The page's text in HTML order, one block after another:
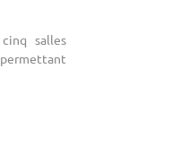
salles